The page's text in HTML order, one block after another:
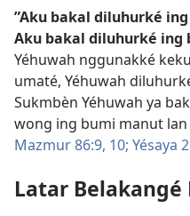
”Aku bakal diluhurké
Aku bakal diluhurké ing
Yéhuwah nggunakké
umaté, Yéhuwah
Sukmbèn Yéhuwah ya
wong ing bumi manut
Mazmur 86:9, 10; Yésaya
Latar Belakangé